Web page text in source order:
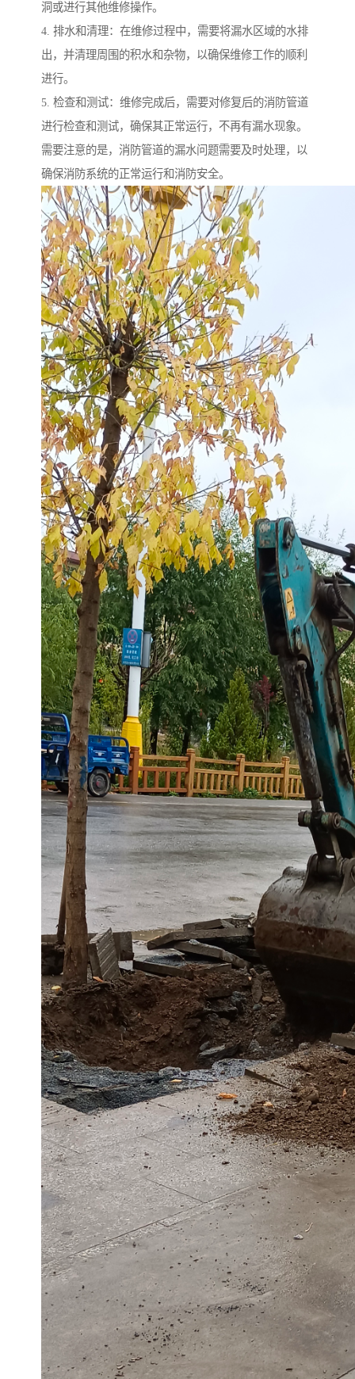
洞或进行其他维修操作。
4. 排水和清理：在维修过程中，需要将漏水区域的水排
出，并清理周围的积水和杂物，以确保维修工作的顺利
进行。
5. 检查和测试：维修完成后，需要对修复后的消防管道
进行检查和测试，确保其正常运行，不再有漏水现象。
需要注意的是，消防管道的漏水问题需要及时处理，以
确保消防系统的正常运行和消防安全。